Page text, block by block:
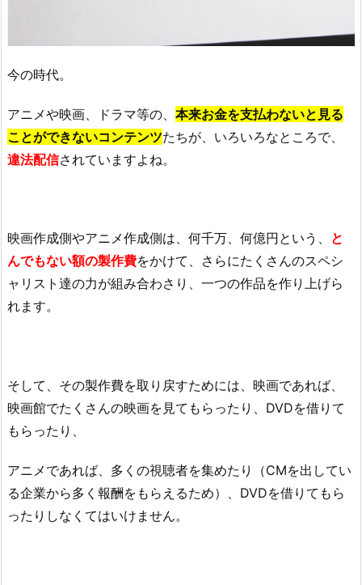
今の時代。
アニメや映画、ドラマ等の、 本来お金を支払わないと見る
ことができないコンテンツたちが、いろいろなところで、
違法配信されていますよね。
映画作成側やアニメ作成側は、何千万、何億円という、 と
んでもない額の製作費をかけて、さらにたくさんのスペシ
ャリスト達の力が組み合わさり、一つの作品を作り上げら
れます。
そして、その製作費を取り戻すためには、映画であれば、
映画館でたくさんの映画を見てもらったり、DVDを借りて
もらったり、
アニメであれば、多くの視聴者を集めたり（CMを出してい
る企業から多く報酬をもらえるため）、DVDを借りてもら
ったりしなくてはいけません。